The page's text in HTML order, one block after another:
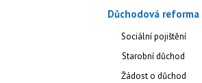
Důchodová reforma
Sociální pojištění
Starobní důchod
Žádost o důchod